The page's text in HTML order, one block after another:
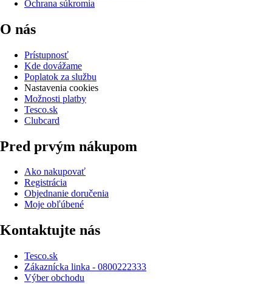
Ochrana súkromia
O nás
Prístupnosť
Kde dovážame
Poplatok za službu
Nastavenia cookies
Možnosti platby
Tesco.sk
Clubcard
Pred prvým nákupom
Ako nakupovať
Registrácia
Objednanie doručenia
Moje obľúbené
Kontaktujte nás
Tesco.sk
Zákaznícka linka - 0800222333
Výber obchodu